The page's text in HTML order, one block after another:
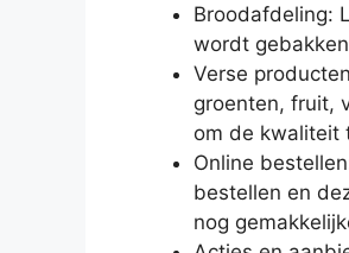
Broodafdeling:
wordt
Verse
groenten, fruit,
om de kwaliteit
Online
bestellen en
nog